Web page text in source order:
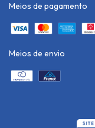
Meios de pagamento
Meios de envio